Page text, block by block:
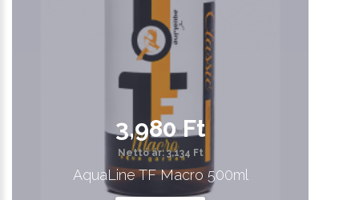
3,980 Ft
Nettó ár: 3,134 Ft
AquaLine TF Macro 500ml